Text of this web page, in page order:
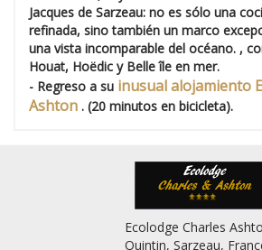
Jacques de Sarzeau: no es sólo una
refinada, sino también un marco
una vista incomparable del océano. ,
Houat, Hoëdic y Belle île en mer.
- Regreso a su inusual alojamiento
Ashton . (20 minutos en bicicleta).
Ecolodge Charles
Quintin, Sarzeau,